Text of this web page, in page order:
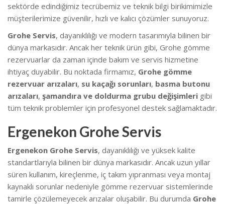
sektörde edindiğimiz tecrübemiz ve teknik bilgi birikimimizle
müşterilerimize güvenilir, hızlı ve kalıcı çözümler sunuyoruz.
Grohe Servis, dayanıklılığı ve modern tasarımıyla bilinen bir
dünya markasıdır. Ancak her teknik ürün gibi, Grohe gömme
rezervuarlar da zaman içinde bakım ve servis hizmetine
ihtiyaç duyabilir. Bu noktada firmamız, Grohe gömme
rezervuar arızaları, su kaçağı sorunları, basma butonu
arızaları, şamandıra ve doldurma grubu değişimleri gibi
tüm teknik problemler için profesyonel destek sağlamaktadır.
Ergenekon Grohe Servis
Ergenekon Grohe Servis, dayanıklılığı ve yüksek kalite
standartlarıyla bilinen bir dünya markasıdır. Ancak uzun yıllar
süren kullanım, kireçlenme, iç takım yıpranması veya montaj
kaynaklı sorunlar nedeniyle gömme rezervuar sistemlerinde
tamirle çözülemeyecek arızalar oluşabilir. Bu durumda Grohe